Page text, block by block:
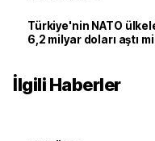
Türkiye'nin NATO
6,2 milyar doları aştı
İlgili Haberler